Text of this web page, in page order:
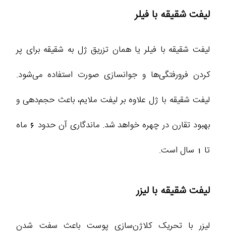
لیفت شقیقه با فیلر
لیفت شقیقه با فیلر یا همان تزریق ژل به شقیقه برای پر
کردن فرورفتگی‌ها و جوانسازی صورت استفاده می‌شود.
لیفت شقیقه با ژل علاوه بر لیفت ملایم، باعث حجم‌دهی و
بهبود تقارن در چهره خواهد شد. ماندگاری آن حدود 6 ماه
تا 1 سال است.
لیفت شقیقه با لیزر
لیزر با تحریک کلاژن‌سازی پوست باعث سفت شدن